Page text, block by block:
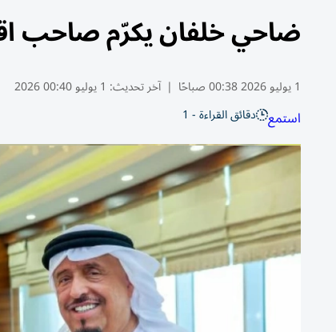
ضاحي خلفان يكرّم صاحب
1 يوليو 2026 00:38 صباحًا | آخر تحديث: 1 يوليو 00:40 2026
استمع دقائق القراءة - 1